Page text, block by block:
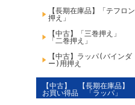
【長期在庫品】「テフロン
押え」
【中古】「三巻押え」
「二巻押え」
【中古】ラッパ(バインダ
ー)用押え
【中古】 【長期在庫品】
お買い得品 「ラッパ」